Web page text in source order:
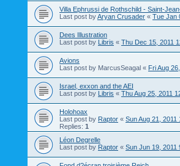
Villa Ephrussi de Rothschild - Saint-
Last post byAryan Crusader « Tue Jan
Dees Illustration
Last post by Libris « Thu Dec 15, 2011
Avions
Last post by MarcusSeagal « Fri Aug
Israel, exxon and the AEI
Last post by Libris « Thu Aug 25, 2011
Holohoax
Last post by Raptor « Sun Aug 21, 2011
Replies: 1
Léon Degrelle
Last post by Raptor « Sun Jun 19, 2011